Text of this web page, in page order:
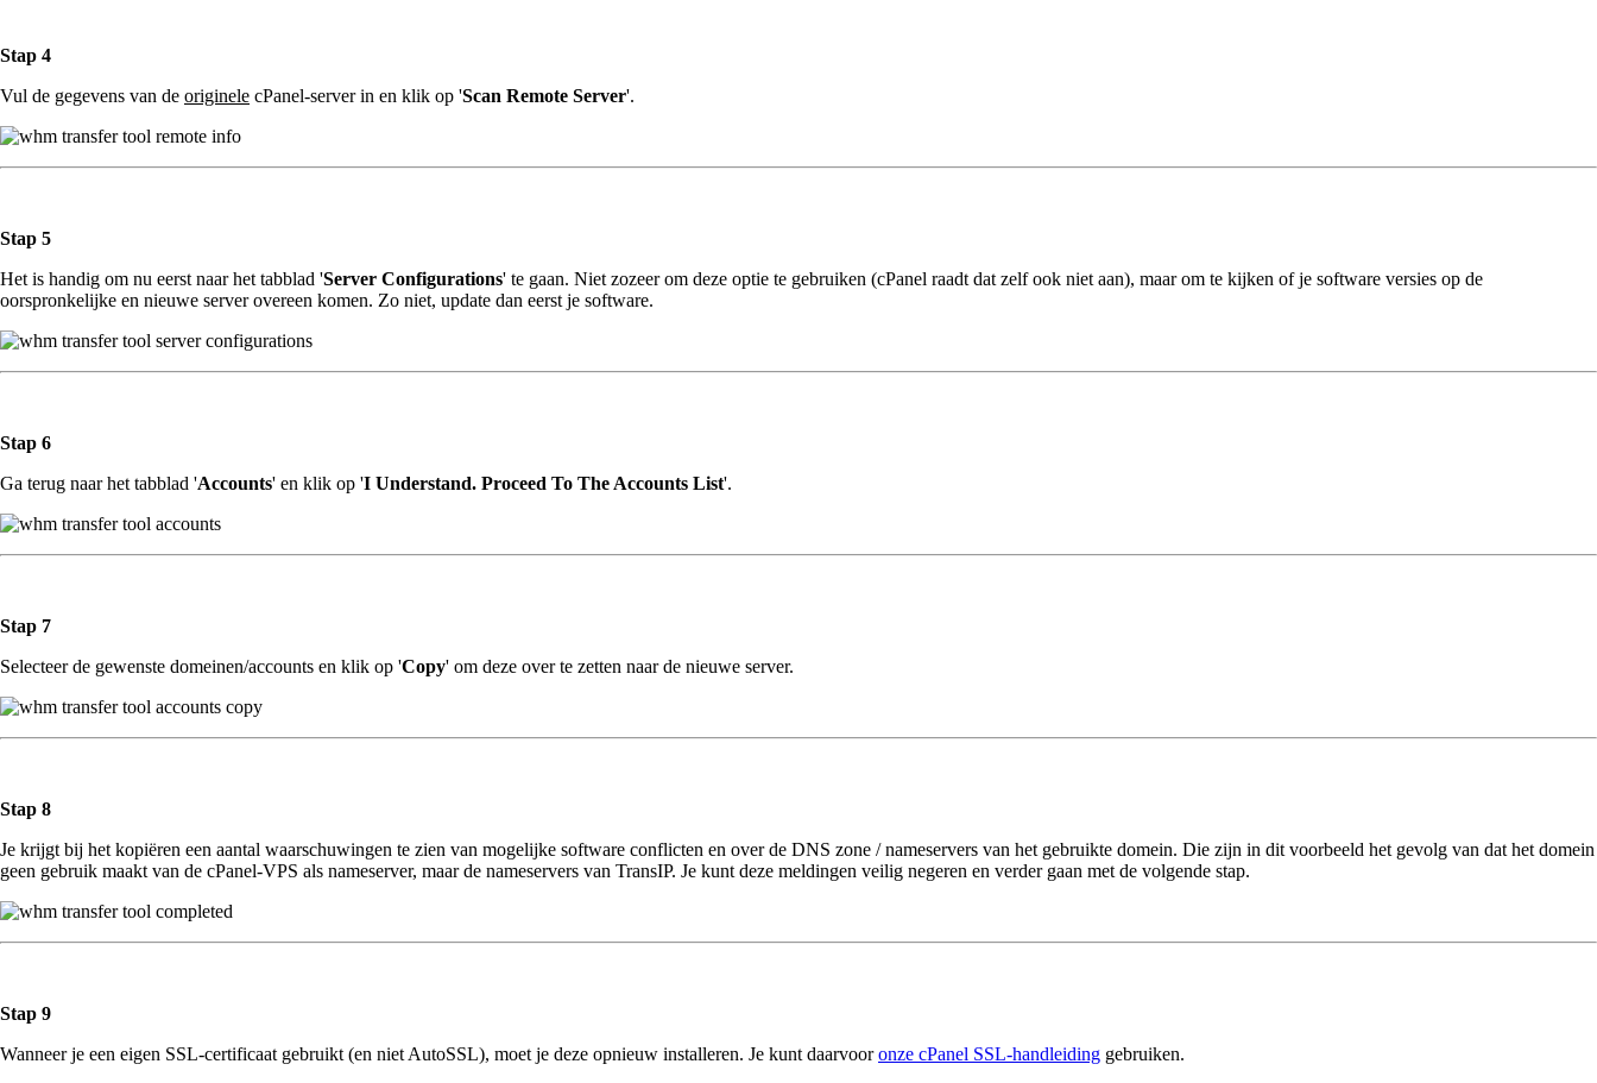
Stap 4
Vul de gegevens van de originele cPanel-server in en klik op 'Scan Remote Server'.
Stap 5
Het is handig om nu eerst naar het tabblad 'Server Configurations' te gaan. Niet zozeer om deze optie te gebruiken (cPanel raadt dat zelf ook niet aan), maar om te kijken of je software versies op de
oorspronkelijke en nieuwe server overeen komen. Zo niet, update dan eerst je software.
Stap 6
Ga terug naar het tabblad 'Accounts' en klik op 'I Understand. Proceed To The Accounts List'.
Stap 7
Selecteer de gewenste domeinen/accounts en klik op 'Copy' om deze over te zetten naar de nieuwe server.
Stap 8
Je krijgt bij het kopiëren een aantal waarschuwingen te zien van mogelijke software conflicten en over de DNS zone / nameservers van het gebruikte domein. Die zijn in dit voorbeeld het gevolg van dat het domein
geen gebruik maakt van de cPanel-VPS als nameserver, maar de nameservers van TransIP. Je kunt deze meldingen veilig negeren en verder gaan met de volgende stap.
Stap 9
Wanneer je een eigen SSL-certificaat gebruikt (en niet AutoSSL), moet je deze opnieuw installeren. Je kunt daarvooronze cPanel SSL-handleiding gebruiken.